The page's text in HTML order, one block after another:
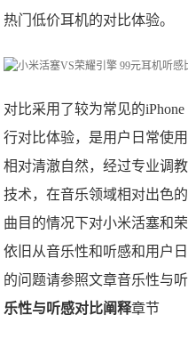
热门低价耳机的对比体验。
对比采用了较为常见的
行对比体验，是用户日常使
相对清澈自然，经过专业调
技术，在音乐领域相对出色
曲目的情况下对小米活塞和
依旧从音乐性和听感和用户
的问题请参照文章音乐性与
乐性与听感对比阐释章节